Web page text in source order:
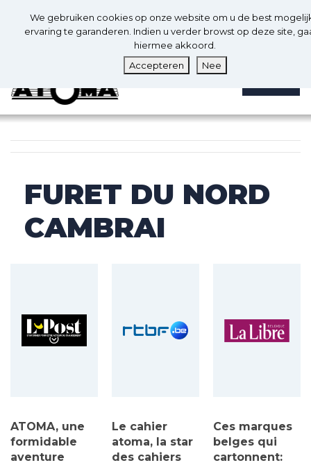
Nl
0 0
FURET DU NORD
CAMBRAI
ATOMA, une
formidable
aventure
Le cahier
atoma, la star
des cahiers
Ces marques
belges qui
cartonnent:
We gebruiken cookies op onze website om u de best
ervaring te garanderen. Indien u verder browst op deze site,
hiermee akkoord.
Accepteren
Nee